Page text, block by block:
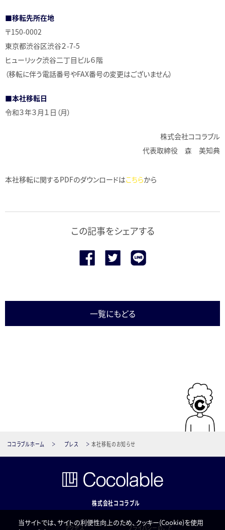
■移転先所在地
〒150-0002
東京都渋谷区渋谷２-7-5
ヒューリック渋谷二丁目ビル６階
（移転に伴う電話番号やFAX番号の変更はございません）
■本社移転日
令和３年３月１日（月）
株式会社ココラブル
代表取締役 森 美知典
本社移転に関するPDFのダウンロードはこちらから
この記事をシェアする
一覧にもどる
ココラブルホーム プレス 本社移転のお知らせ
株式会社ココラブル
アクセス プライバシーのこと
当サイトでは、サイトの利便性向上のため、クッキー(Cookie)を使用